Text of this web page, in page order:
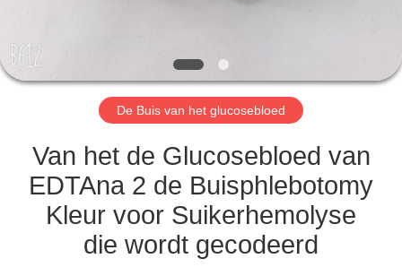
VERZOEK
EEN
CITAAT
SITEMAP
De Buis van het glucosebloed
Van het de Glucosebloed van
EDTAna 2 de Buisphlebotomy
Kleur voor Suikerhemolyse
die wordt gecodeerd